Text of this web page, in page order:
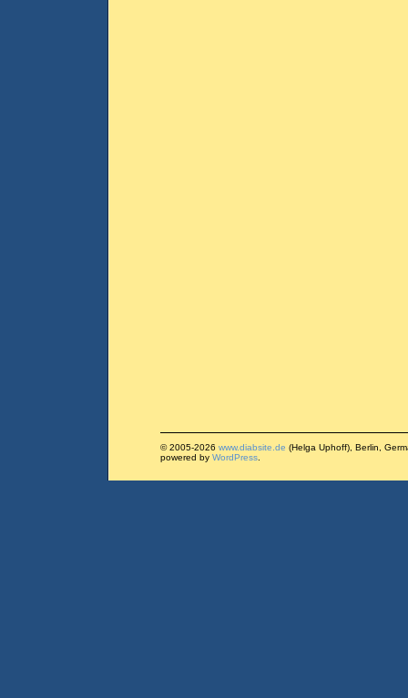
© 2005-2026 www.diabsite.de (Helga Uphoff), Berlin,
powered by WordPress.